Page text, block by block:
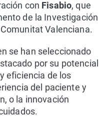
con Fisabio, que
de la Investigación
Valenciana.
se han seleccionado
por su potencial
eficiencia de los
del paciente y
o la innovación